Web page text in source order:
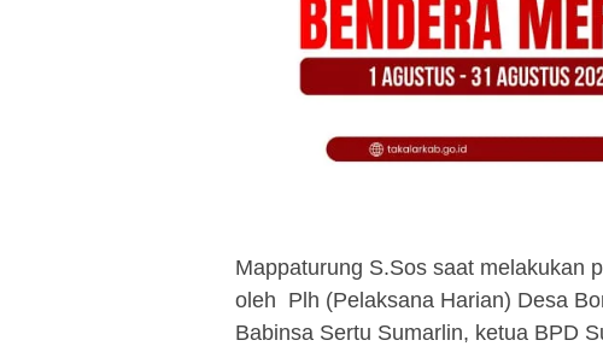
Mappaturung S.Sos saat melakukan
oleh Plh (Pelaksana Harian) Desa
Babinsa Sertu Sumarlin, ketua BPD